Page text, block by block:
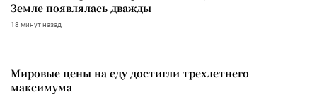
Земле появлялась дважды
18 минут назад
Мировые цены на еду достигли трехлетнего
максимума